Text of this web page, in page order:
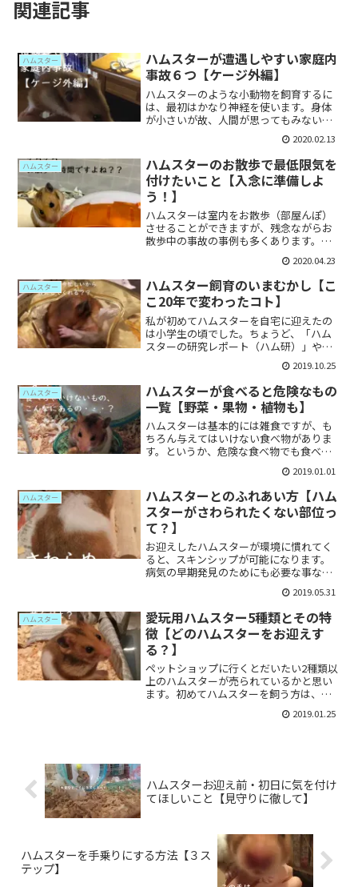
関連記事
ハムスター
ハムスターが遭遇しやすい家庭内
事故６つ【ケージ外編】
ハムスターのような小動物を飼育するに
は、最初はかなり神経を使います。身体
が小さいが故、人間が思ってもみないこ
とが命取りになったりするのです。今回
はハムスタービギナーさん向けに、彼ら
が遭遇しやすい家庭内の事故についてお
話ししたいと思います。ハ...
2020.02.13
ハムスター
ハムスターのお散歩で最低限気を
付けたいこと【入念に準備しよ
う！】
ハムスターは室内をお散歩（部屋んぽ）
させることができますが、残念ながらお
散歩中の事故の事例も多くあります。参
考記事↓安全にお散歩してもらうために
どういった点に気をつけるべきかまとめ
てみました。ハムスターのお散歩で最低
限気を付けたいこと【入念...
2020.04.23
ハムスター
ハムスター飼育のいまむかし【こ
こ20年で変わったコト】
私が初めてハムスターを自宅に迎えたの
は小学生の頃でした。ちょうど、「ハム
スターの研究レポート（ハム研）」や
「とっとこハム太郎」などでブームが巻
き起こっていたころです。犬を迎え入れ
てからはハムスターに触れることも一切
なく、20年が経ちました。...
2019.10.25
ハムスター
ハムスターが食べると危険なもの
一覧【野菜・果物・植物も】
ハムスターは基本的には雑食ですが、も
ちろん与えてはいけない食べ物がありま
す。というか、危険な食べ物でも食べて
しまう生き物なので、人間が気を付けて
あげなくてはいけません。野菜や果物で
あっても危険なものがありますので、よ
く注意しましょう。全般的...
2019.01.01
ハムスター
ハムスターとのふれあい方【ハム
スターがさわられたくない部位っ
て？】
お迎えしたハムスターが環境に慣れてく
ると、スキンシップが可能になります。
病気の早期発見のためにも必要な事なの
で、お迎えしたハムちゃんには触れるよ
うになっておきましょう。（※種類や性
格により、触れ合いに向かないハムスタ
ーもいます）ハムスターは...
2019.05.31
ハムスター
愛玩用ハムスター5種類とその特
徴【どのハムスターをお迎えす
る？】
ペットショップに行くとだいたい2種類以
上のハムスターが売られているかと思い
ます。初めてハムスターを飼う方は、ど
のハムスターを選べばいいのかわからな
いですよね。ここでは愛玩動物として一
2019.01.25
ハムスターお迎え前・初日に気を付け
てほしいこと【見守りに徹して】
ハムスターを手乗りにする方法【３ス
テップ】